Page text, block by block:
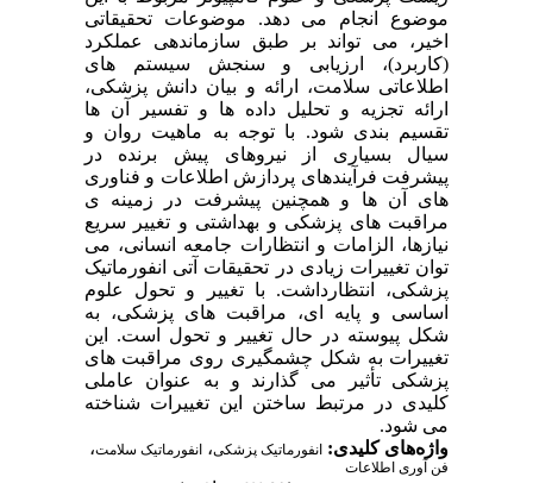
موضوع انجام می دهد. موضوعات تحقیقاتی
اخیر، می تواند بر طبق سازماندهی عملکرد
(کاربرد)، ارزیابی و سنجش سیستم های
اطلاعاتی سلامت، ارائه و بیان دانش پزشکی،
ارائه تجزیه و تحلیل داده ها و تفسیر آن ها
تقسیم بندی شود. با توجه به ماهیت روان و
سیال بسیاری از نیروهای پیش برنده در
پیشرفت فرآیندهای پردازش اطلاعات و فناوری
های آن ها و همچنین پیشرفت در زمینه ی
مراقبت های پزشکی و بهداشتی و تغییر سریع
نیازها، الزامات و انتظارات جامعه انسانی، می
توان تغییرات زیادی در تحقیقات آتی انفورماتیک
پزشکی، انتظارداشت. با تغییر و تحول علوم
اساسی و پایه ای، مراقبت های پزشکی، به
شکل پیوسته در حال تغییر و تحول است. این
تغییرات به شکل چشمگیری روی مراقبت های
پزشکی تأثیر می گذارند و به عنوان عاملی
کلیدی در مرتبط ساختن این تغییرات شناخته
می شود.
واژه‌های کلیدی: انفورماتیک پزشکی، انفورماتیک سلامت،
فن آوری اطلاعات